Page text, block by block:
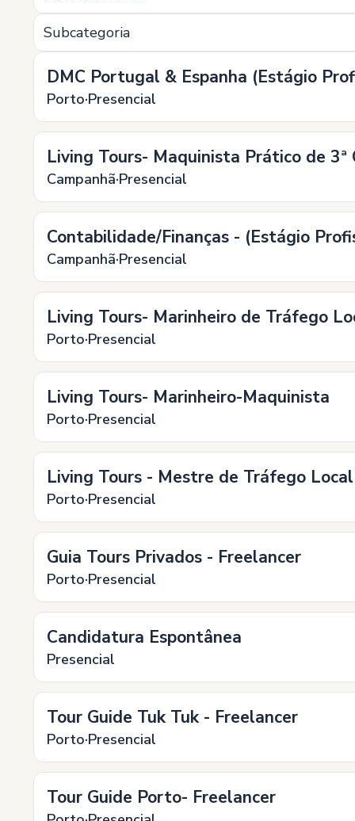
Subcategoria
DMC Portugal & Espanha (Estágio
Porto Presencial
Living Tours- Maquinista Prático de 3ª
Campanhã Presencial
Contabilidade/Finanças - (Estágio
Campanhã Presencial
Living Tours- Marinheiro de Tráfego
Porto Presencial
Living Tours- Marinheiro-Maquinista
Porto Presencial
Living Tours - Mestre de Tráfego Local
Porto Presencial
Guia Tours Privados - Freelancer
Porto Presencial
Candidatura Espontânea
Presencial
Tour Guide Tuk Tuk - Freelancer
Porto Presencial
Tour Guide Porto- Freelancer